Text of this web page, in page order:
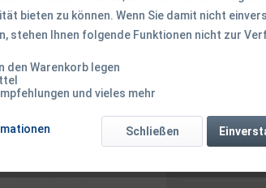
4,50 € *
Sofort
bieten zu können. Wenn Sie damit nicht
stehen Ihnen folgende Funktionen nicht zur
den Warenkorb legen
und vieles mehr
Schließen